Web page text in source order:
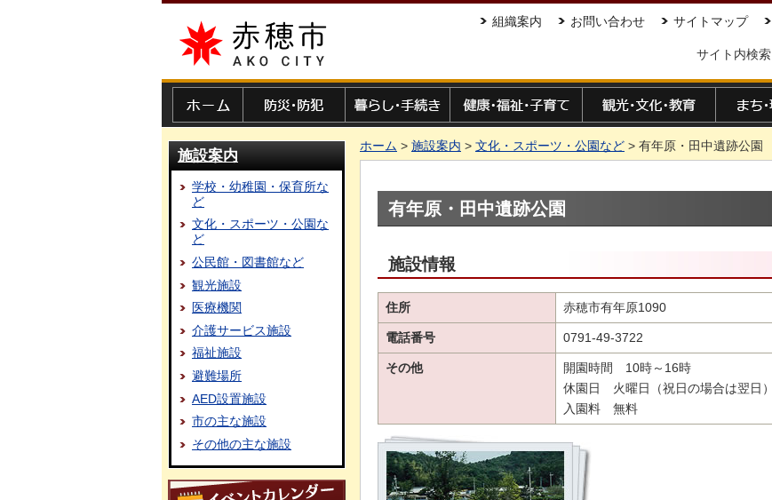
赤穂市 組織案内 お問い合わせ サイトマップ
サイト内検索
施設案内
学校・幼稚園・保育所な
ど
文化・スポーツ・公園な
ど
公民館・図書館など
観光施設
医療機関
介護サービス施設
福祉施設
避難場所
AED設置施設
市の主な施設
その他の主な施設
ホーム > 施設案内 > 文化・スポーツ・公園など > 有年原・田中遺跡公園
有年原・田中遺跡公園
施設情報
住所 赤穂市有年原1090
電話番号 0791-49-3722
その他
開園時間 10時～16時
休園日 火曜日（祝日の場合は翌日）
入園料 無料